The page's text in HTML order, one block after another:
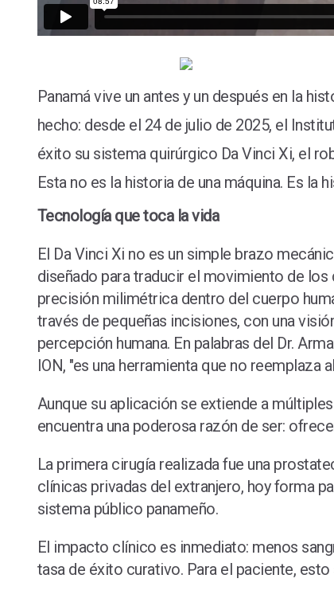
Panamá vive un antes y un después en la
hecho: desde el 24 de julio de 2025, el
éxito su sistema quirúrgico Da Vinci Xi, el
Esta no es la historia de una máquina. Es la
Tecnología que toca la vida
El Da Vinci Xi no es un simple brazo
diseñado para traducir el movimiento de
precisión milimétrica dentro del cuerpo
través de pequeñas incisiones, con una
percepción humana. En palabras del Dr.
ION, "es una herramienta que no reemplaza
Aunque su aplicación se extiende a
encuentra una poderosa razón de ser:
La primera cirugía realizada fue una
clínicas privadas del extranjero, hoy forma
sistema público panameño.
El impacto clínico es inmediato: menos
tasa de éxito curativo. Para el paciente,